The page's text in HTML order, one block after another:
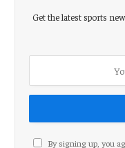
Get the latest sports
By signing up, you